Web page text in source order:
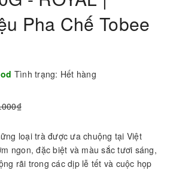
Pha Chế Tobee
Tình trạng: Hết hàng
loại trà được ưa chuộng tại Việt
ngon, đặc biệt và màu sắc tươi sáng,
rãi trong các dịp lễ tết và cuộc họp